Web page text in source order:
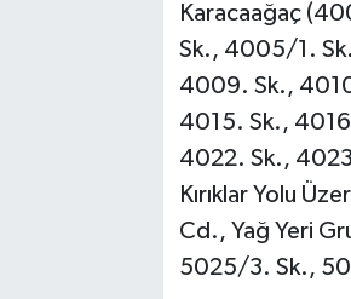
Karacaağaç
Sk., 4005/1.
4009. Sk.,
4015. Sk.,
4022. Sk.,
Kırıklar Yolu
Cd., Yağ Yeri
5025/3. Sk.,